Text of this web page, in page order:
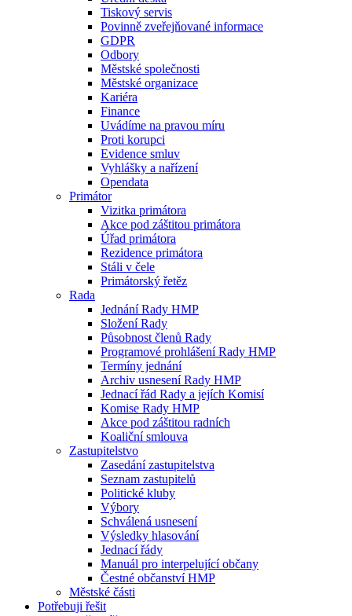
Tiskový servis
Povinně zveřejňované informace
GDPR
Odbory
Městské společnosti
Městské organizace
Kariéra
Finance
Uvádíme na pravou míru
Proti korupci
Evidence smluv
Vyhlášky a nařízení
Opendata
Primátor
Vizitka primátora
Akce pod záštitou primátora
Úřad primátora
Rezidence primátora
Stáli v čele
Primátorský řetěz
Rada
Jednání Rady HMP
Složení Rady
Působnost členů Rady
Programové prohlášení Rady HMP
Termíny jednání
Archiv usnesení Rady HMP
Jednací řád Rady a jejích Komisí
Komise Rady HMP
Akce pod záštitou radních
Koaliční smlouva
Zastupitelstvo
Zasedání zastupitelstva
Seznam zastupitelů
Politické kluby
Výbory
Schválená usnesení
Výsledky hlasování
Jednací řády
Manuál pro interpelující občany
Čestné občanství HMP
Městské části
Potřebuji řešit